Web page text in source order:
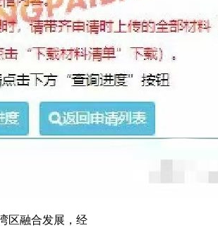
区融合发展，经